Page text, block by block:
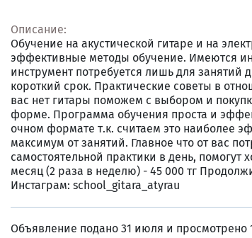
Описание:
Обучение на акустической гитаре и на
эффективные методы обучение. Имеются
инструмент потребуется лишь для занятий
короткий срок. Практические советы в
вас нет гитары поможем с выбором и
форме. Программа обучения проста и
очном формате т.к. считаем это наиболее
максимум от занятий. Главное что от вас
самостоятельной практики в день,
месяц (2 раза в неделю) - 45 000 тг
Инстаграм: school_gitara_atyrau
Объявление подано 31 июля и просмотрено